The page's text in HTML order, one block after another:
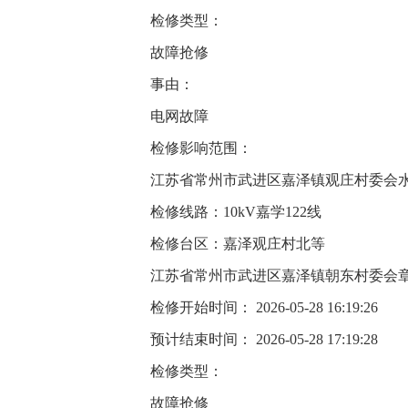
检修类型：
故障抢修
事由：
电网故障
检修影响范围：
江苏省常州市武进区嘉泽镇观庄村委会
检修线路：10kV嘉学122线
检修台区：嘉泽观庄村北等
江苏省常州市武进区嘉泽镇朝东村委会
检修开始时间： 2026-05-28 16:19:26
预计结束时间： 2026-05-28 17:19:28
检修类型：
故障抢修